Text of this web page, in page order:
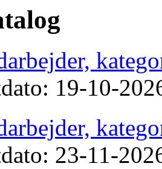
19-10-
23-11-